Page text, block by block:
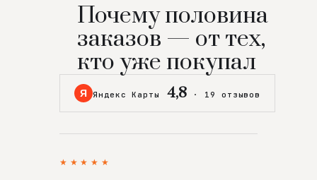
Почему половина
заказов — от тех,
кто уже покупал
Я Яндекс Карты 4,8 · 19 отзывов
★★★★★